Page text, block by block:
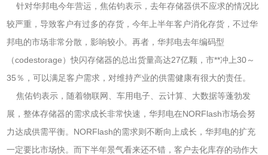
针对华邦电今年营运，焦佑钧表示，去年存储器供不应求的情况比
较严重，导致客户有过多的存货，今年上半年客户消化存货，不过华
邦电的市场非常分散，影响较小。再者，华邦电去年编码型
（codestorage）快闪存储器的总出货量高达27亿颗，市**冲上30～
35％，可以满足客户需求，对维持产业的供需健康有很大的责任。
焦佑钧表示，随着物联网、车用电子、云计算、大数据等蓬勃发
展，整体存储器的需求成长非常快速，华邦电在NORFlash市场会努
力达成供需平衡。NORFlash的需求则不断向上成长，华邦电的扩充
一定要比市场快。而下半年景气看来还不错，客户去化库存的动作大